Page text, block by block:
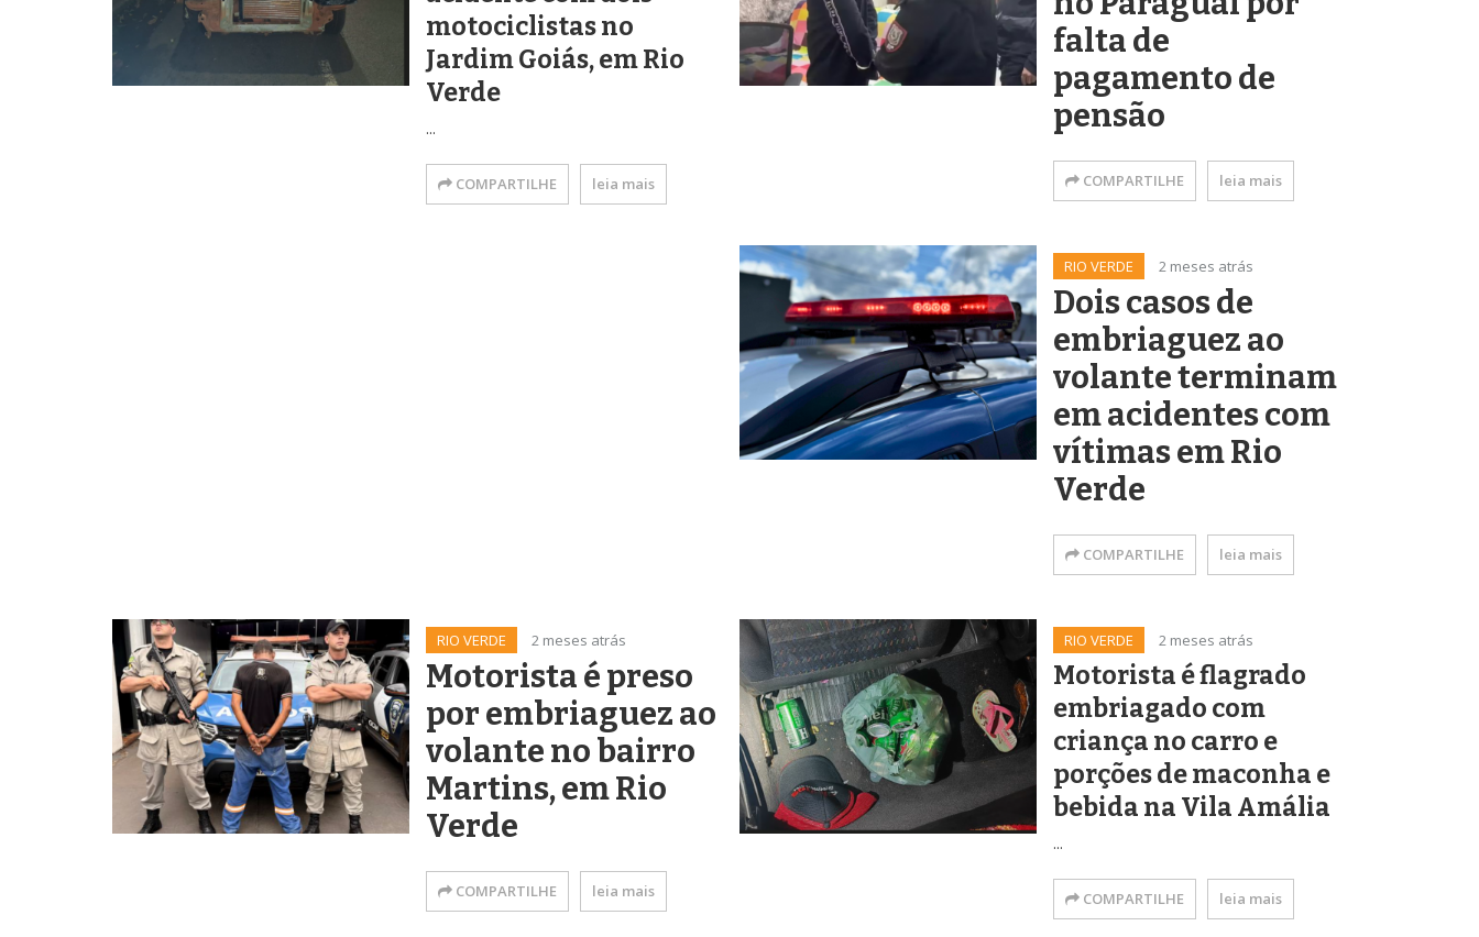
motociclistas no
Jardim Goiás, em Rio
Verde
...
COMPARTILHE leia mais
falta de
pagamento de
pensão
COMPARTILHE leia mais
RIO VERDE 2 meses atrás
Dois casos de
embriaguez ao
volante terminam
em acidentes com
vítimas em Rio
Verde
COMPARTILHE leia mais
RIO VERDE 2 meses atrás
Motorista é preso
por embriaguez ao
volante no bairro
Martins, em Rio
Verde
COMPARTILHE leia mais
RIO VERDE 2 meses atrás
Motorista é flagrado
embriagado com
criança no carro e
porções de maconha e
bebida na Vila Amália
...
COMPARTILHE leia mais